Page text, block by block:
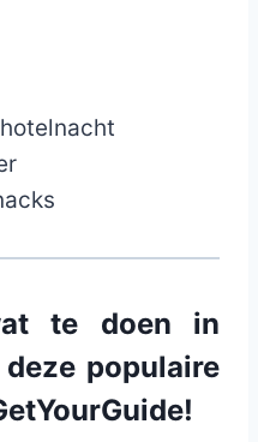
te doen in
populaire